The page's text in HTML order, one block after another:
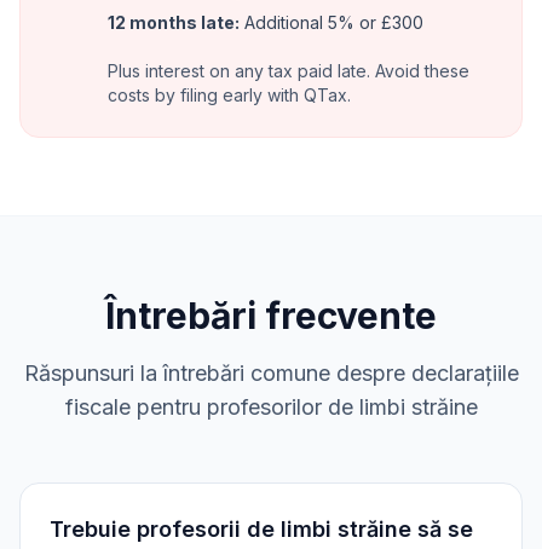
12 months late: Additional 5% or £300
Plus interest on any tax paid late. Avoid these
costs by filing early with QTax.
Întrebări frecvente
Răspunsuri la întrebări comune despre declarațiile
fiscale pentru profesorilor de limbi străine
Trebuie profesorii de limbi străine să se